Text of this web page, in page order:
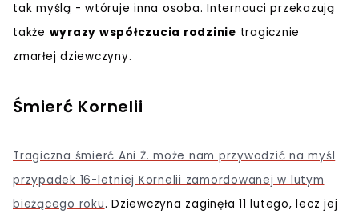
tak myślą - wtóruje inna osoba. Internauci przekazują
także wyrazy współczucia rodzinie tragicznie
zmarłej dziewczyny.
Śmierć Kornelii
Tragiczna śmierć Ani Ż. może nam przywodzić na myśl
przypadek 16-letniej Kornelii zamordowanej w lutym
bieżącego roku. Dziewczyna zaginęła 11 lutego, lecz jej